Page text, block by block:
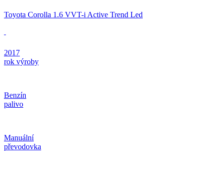
Toyota Corolla 1.6 VVT-i Active Trend Led
2017
rok výroby
Benzín
palivo
Manuální
převodovka